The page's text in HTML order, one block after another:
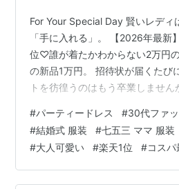
For Your Special Day 賢いレディ
「手に入れる」。 【2026年最新
位♡誰が着たかわからない2万円
の新品1万円。 招待状が届くたび
トを彷徨うのはもう卒業しませ
周囲へのリスペクトを形にする「
です。「パーティードレス通販
輝かせてくれます。 💖 SMART
かわいく破壊する、圧倒的コス
#パーティードレス #30代ファ
#結婚式 服装 #七五三 ママ 服装
#大人可愛い #楽天1位 #コスパ